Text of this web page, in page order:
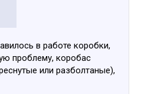
в работе коробки,
проблему, коробас
или разболтаные),